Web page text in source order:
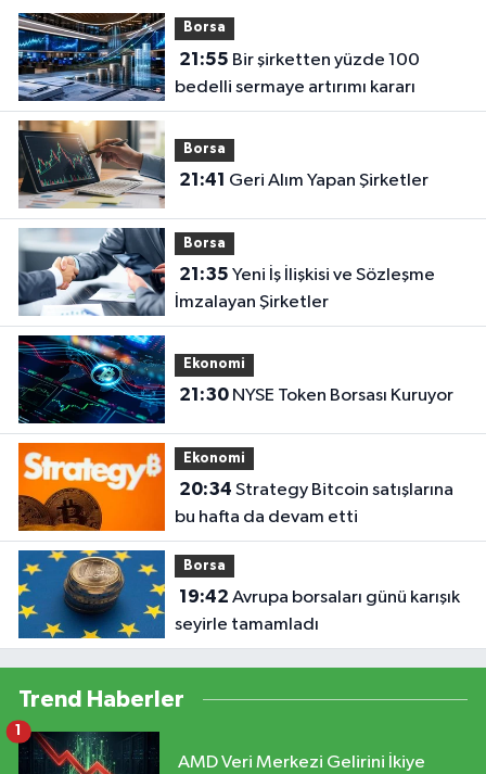
Borsa
21:55
bedelli sermaye artırımı kararı
Borsa
21:41 Geri Alım Yapan Şirketler
Borsa
21:35
İmzalayan Şirketler
Ekonomi
21:30 NYSE Token Borsası Kuruyor
Ekonomi
20:34
bu hafta da devam etti
Borsa
19:42
seyirle tamamladı
Trend Haberler
AMD Veri Merkezi Gelirini İkiye
1